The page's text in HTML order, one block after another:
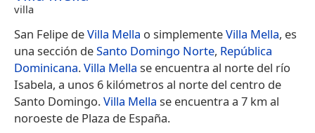
villa
San Felipe deVilla Mella o simplementeVilla Mella, es
una sección deSanto Domingo Norte, República
Dominicana.Villa Mella se encuentra al norte del río
Isabela, a unos 6 kilómetros al norte del centro de
Santo Domingo.Villa Mella se encuentra a 7 km al
noroeste de Plaza de España.